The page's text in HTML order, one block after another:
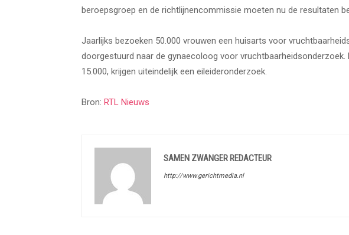
beroepsgroep en de richtlijnencommissie moeten nu de resultaten
Jaarlijks bezoeken 50.000 vrouwen een huisarts voor
doorgestuurd naar de gynaecoloog voor vruchtbaarheidsonderzoek.
15.000, krijgen uiteindelijk een eileideronderzoek.
Bron: RTL Nieuws
SAMEN ZWANGER REDACTEUR
http://www.gerichtmedia.nl